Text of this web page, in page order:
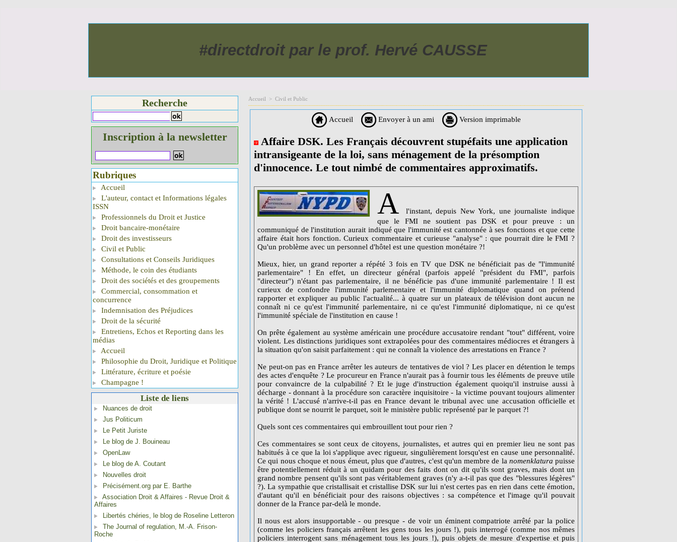
#directdroit par le prof. Hervé CAUSSE
Recherche
Inscription à la newsletter
Rubriques
Accueil
L'auteur, contact et Informations légales
ISSN
Professionnels du Droit et Justice
Droit bancaire-monétaire
Droit des investisseurs
Civil et Public
Consultations et Conseils Juridiques
Méthode, le coin des étudiants
Droit des sociétés et des groupements
Commercial, consommation et
concurrence
Indemnisation des Préjudices
Droit de la sécurité
Entretiens, Echos et Reporting dans les
médias
Accueil
Philosophie du Droit, Juridique et Politique
Littérature, écriture et poésie
Champagne !
Liste de liens
Nuances de droit
Jus Politicum
Le Petit Juriste
Le blog de J. Bouineau
OpenLaw
Le blog de A. Coutant
Nouvelles droit
Précisément.org par E. Barthe
Association Droit & Affaires - Revue Droit &
Affaires
Libertés chéries, le blog de Roseline Letteron
The Journal of regulation, M.-A. Frison-
Roche
Accueil > Civil et Public
Accueil Envoyer à un ami Version imprimable
Affaire DSK. Les Français découvrent stupéfaits une application
intransigeante de la loi, sans ménagement de la présomption
d'innocence. Le tout nimbé de commentaires approximatifs.
A
l'instant, depuis New York, une journaliste indique
que le FMI ne soutient pas DSK et pour preuve : un
communiqué de l'institution aurait indiqué que l'immunité est cantonnée à ses fonctions et que cette
affaire était hors fonction. Curieux commentaire et curieuse "analyse" : que pourrait dire le FMI ?
Qu'un problème avec un personnel d'hôtel est une question monétaire ?!
Mieux, hier, un grand reporter a répété 3 fois en TV que DSK ne bénéficiait pas de "l'immunité
parlementaire" ! En effet, un directeur général (parfois appelé "président du FMI", parfois
"directeur") n'étant pas parlementaire, il ne bénéficie pas d'une immunité parlementaire ! Il est
curieux de confondre l'immunité parlementaire et l'immunité diplomatique quand on prétend
rapporter et expliquer au public l'actualité... à quatre sur un plateaux de télévision dont aucun ne
connaît ni ce qu'est l'immunité parlementaire, ni ce qu'est l'immunité diplomatique, ni ce qu'est
l'immunité spéciale de l'institution en cause !
On prête également au système américain une procédure accusatoire rendant "tout" différent, voire
violent. Les distinctions juridiques sont extrapolées pour des commentaires médiocres et étrangers à
la situation qu'on saisit parfaitement : qui ne connaît la violence des arrestations en France ?
Ne peut-on pas en France arrêter les auteurs de tentatives de viol ? Les placer en détention le temps
des actes d'enquête ? Le procureur en France n'aurait pas à fournir tous les éléments de preuve utile
pour convaincre de la culpabilité ? Et le juge d'instruction également quoiqu'il instruise aussi à
décharge - donnant à la procédure son caractère inquisitoire - la victime pouvant toujours alimenter
la vérité ! L'accusé n'arrive-t-il pas en France devant le tribunal avec une accusation officielle et
publique dont se nourrit le parquet, soit le ministère public représenté par le parquet ?!
Quels sont ces commentaires qui embrouillent tout pour rien ?
Ces commentaires se sont ceux de citoyens, journalistes, et autres qui en premier lieu ne sont pas
habitués à ce que la loi s'applique avec rigueur, singulièrement lorsqu'est en cause une personnalité.
Ce qui nous choque et nous émeut, plus que d'autres, c'est qu'un membre de la nomenklatura puisse
être potentiellement réduit à un quidam pour des faits dont on dit qu'ils sont graves, mais dont un
grand nombre pensent qu'ils sont pas véritablement graves (n'y a-t-il pas que des "blessures légères"
?). La sympathie que cristallisait et cristallise DSK sur lui n'est certes pas en rien dans cette émotion,
d'autant qu'il en bénéficiait pour des raisons objectives : sa compétence et l'image qu'il pouvait
donner de la France par-delà le monde.
Il nous est alors insupportable - ou presque - de voir un éminent compatriote arrêté par la police
(comme les policiers français arrêtent les gens tous les jours !), puis interrogé (comme nos mêmes
policiers interrogent sans ménagement tous les jours !), puis objets de mesure d'expertise et puis